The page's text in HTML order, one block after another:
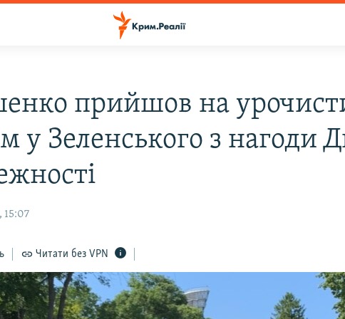
прийшов на
у Зеленського з нагоди
15:07
Читати без VPN